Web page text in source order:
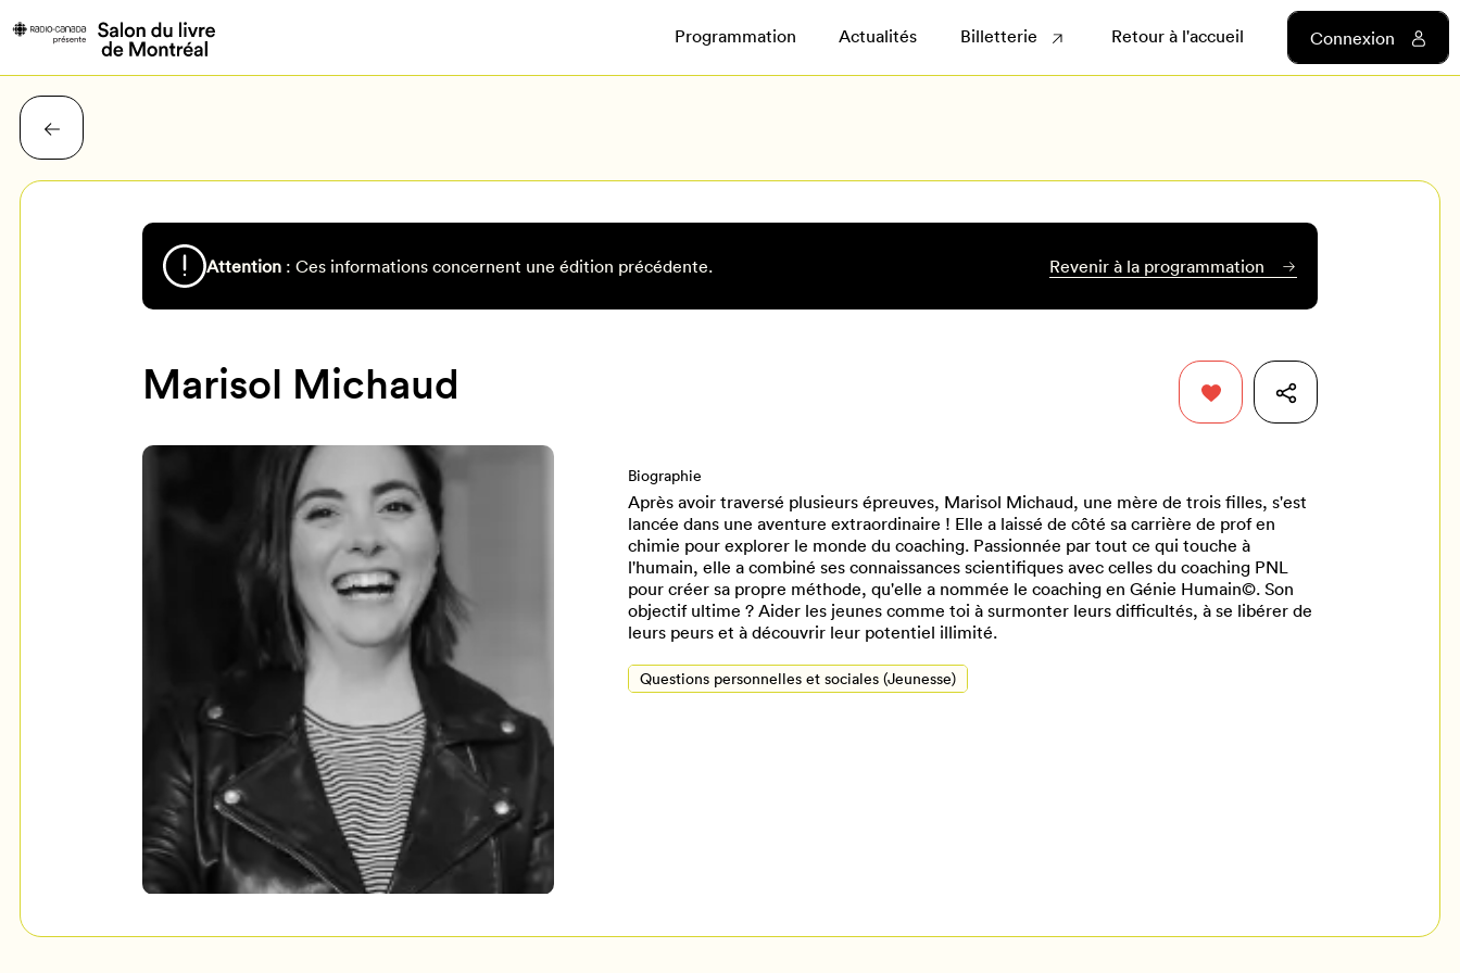
Programmation Actualités Billetterie Retour à l'accueil Connexion
Programmation
Billetterie
Attention : Ces informations concernent une édition précédente. Revenir à la programmation
Marisol Michaud
Biographie
Après avoir traversé plusieurs épreuves, Marisol Michaud, une mère de trois filles, s'est
lancée dans une aventure extraordinaire ! Elle a laissé de côté sa carrière de prof en
chimie pour explorer le monde du coaching. Passionnée par tout ce qui touche à
l'humain, elle a combiné ses connaissances scientifiques avec celles du coaching PNL
pour créer sa propre méthode, qu'elle a nommée le coaching en Génie Humain©. Son
objectif ultime ? Aider les jeunes comme toi à surmonter leurs difficultés, à se libérer de
leurs peurs et à découvrir leur potentiel illimité.
Questions personnelles et sociales (Jeunesse)
Pour enregistrer vos favoris,
connectez-vous ou créez votre profil